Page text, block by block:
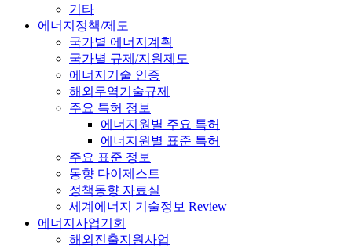
기타
에너지정책/제도
국가별 에너지계획
국가별 규제/지원제도
에너지기술 인증
해외무역기술규제
주요 특허 정보
에너지원별 주요 특허
에너지원별 표준 특허
주요 표준 정보
동향 다이제스트
정책동향 자료실
세계에너지 기술정보 Review
에너지사업기회
해외진출지원사업